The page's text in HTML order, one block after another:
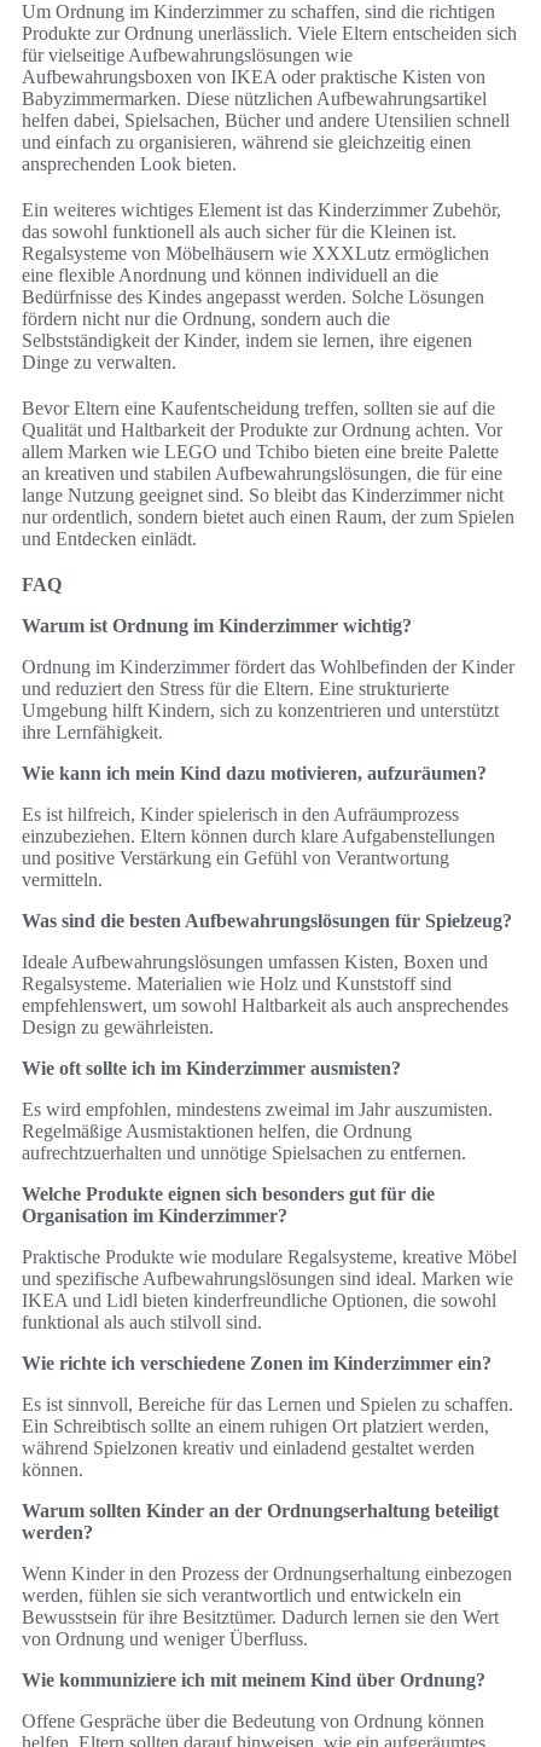
Um Ordnung im Kinderzimmer zu schaffen, sind die richtigen
Produkte zur Ordnung unerlässlich. Viele Eltern entscheiden sich
für vielseitige Aufbewahrungslösungen wie
Aufbewahrungsboxen von IKEA oder praktische Kisten von
Babyzimmermarken. Diese nützlichen Aufbewahrungsartikel
helfen dabei, Spielsachen, Bücher und andere Utensilien schnell
und einfach zu organisieren, während sie gleichzeitig einen
ansprechenden Look bieten.
Ein weiteres wichtiges Element ist das Kinderzimmer Zubehör,
das sowohl funktionell als auch sicher für die Kleinen ist.
Regalsysteme von Möbelhäusern wie XXXLutz ermöglichen
eine flexible Anordnung und können individuell an die
Bedürfnisse des Kindes angepasst werden. Solche Lösungen
fördern nicht nur die Ordnung, sondern auch die
Selbstständigkeit der Kinder, indem sie lernen, ihre eigenen
Dinge zu verwalten.
Bevor Eltern eine Kaufentscheidung treffen, sollten sie auf die
Qualität und Haltbarkeit der Produkte zur Ordnung achten. Vor
allem Marken wie LEGO und Tchibo bieten eine breite Palette
an kreativen und stabilen Aufbewahrungslösungen, die für eine
lange Nutzung geeignet sind. So bleibt das Kinderzimmer nicht
nur ordentlich, sondern bietet auch einen Raum, der zum Spielen
und Entdecken einlädt.
FAQ
Warum ist Ordnung im Kinderzimmer wichtig?
Ordnung im Kinderzimmer fördert das Wohlbefinden der Kinder
und reduziert den Stress für die Eltern. Eine strukturierte
Umgebung hilft Kindern, sich zu konzentrieren und unterstützt
ihre Lernfähigkeit.
Wie kann ich mein Kind dazu motivieren, aufzuräumen?
Es ist hilfreich, Kinder spielerisch in den Aufräumprozess
einzubeziehen. Eltern können durch klare Aufgabenstellungen
und positive Verstärkung ein Gefühl von Verantwortung
vermitteln.
Was sind die besten Aufbewahrungslösungen für Spielzeug?
Ideale Aufbewahrungslösungen umfassen Kisten, Boxen und
Regalsysteme. Materialien wie Holz und Kunststoff sind
empfehlenswert, um sowohl Haltbarkeit als auch ansprechendes
Design zu gewährleisten.
Wie oft sollte ich im Kinderzimmer ausmisten?
Es wird empfohlen, mindestens zweimal im Jahr auszumisten.
Regelmäßige Ausmistaktionen helfen, die Ordnung
aufrechtzuerhalten und unnötige Spielsachen zu entfernen.
Welche Produkte eignen sich besonders gut für die
Organisation im Kinderzimmer?
Praktische Produkte wie modulare Regalsysteme, kreative Möbel
und spezifische Aufbewahrungslösungen sind ideal. Marken wie
IKEA und Lidl bieten kinderfreundliche Optionen, die sowohl
funktional als auch stilvoll sind.
Wie richte ich verschiedene Zonen im Kinderzimmer ein?
Es ist sinnvoll, Bereiche für das Lernen und Spielen zu schaffen.
Ein Schreibtisch sollte an einem ruhigen Ort platziert werden,
während Spielzonen kreativ und einladend gestaltet werden
können.
Warum sollten Kinder an der Ordnungserhaltung beteiligt
werden?
Wenn Kinder in den Prozess der Ordnungserhaltung einbezogen
werden, fühlen sie sich verantwortlich und entwickeln ein
Bewusstsein für ihre Besitztümer. Dadurch lernen sie den Wert
von Ordnung und weniger Überfluss.
Wie kommuniziere ich mit meinem Kind über Ordnung?
Offene Gespräche über die Bedeutung von Ordnung können